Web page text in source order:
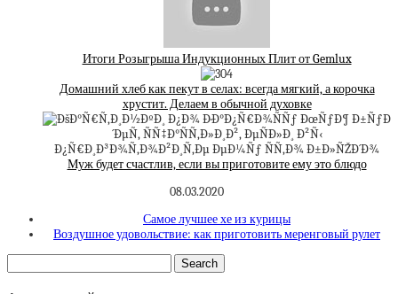
Итоги Розыгрыша Индукционных Плит от Gemlux
Домашний хлеб как пекут в селах: всегда мягкий, а корочка
хрустит. Делаем в обычной духовке
Муж будет счастлив, если вы приготовите ему это блюдо
08.03.2020
Самое лучшее хе из курицы
Воздушное удовольствие: как приготовить меренговый рулет